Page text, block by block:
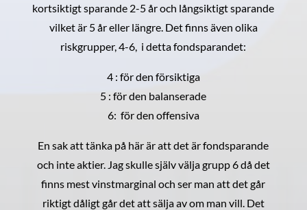
kortsiktigt sparande 2-5 år och långsiktigt sparande
vilket är 5 år eller längre. Det finns även olika
riskgrupper, 4-6, i detta fondsparandet:
4 : för den försiktiga
5 : för den balanserade
6: för den offensiva
En sak att tänka på här är att det är fondsparande
och inte aktier. Jag skulle själv välja grupp 6 då det
finns mest vinstmarginal och ser man att det går
riktigt dåligt går det att sälja av om man vill. Det